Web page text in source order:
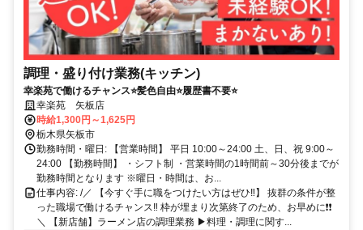
調理・盛り付け業務(キッチン)
幸楽苑で働けるチャンス⭐️髪色自由⭐️履歴書不要⭐️
幸楽苑 矢板店
時給1,300円～1,625円
栃木県矢板市
勤務時間・曜日: 【営業時間】 平日 10:00～24:00 土、日、祝 9:00～
24:00 【勤務時間】 ・シフト制 ・営業時間の1時間前～30分後までが
勤務時間となります ※曜日・時間は、お...
仕事内容: /／ 【今すぐ手に職をつけたい方はぜひ‼】 抜群の条件が整
った職場で働けるチャンス‼ 枠が埋まり次第終了のため、お早めに❗️❗️
＼ 【新店舗】ラーメン店の調理業務 ▶料理・調理に関す...